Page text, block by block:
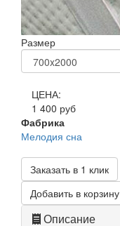
Размер
ЦЕНА:
1 400 руб
Фабрика
Мелодия сна
Заказать в 1 клик
Добавить в корзину
Описание